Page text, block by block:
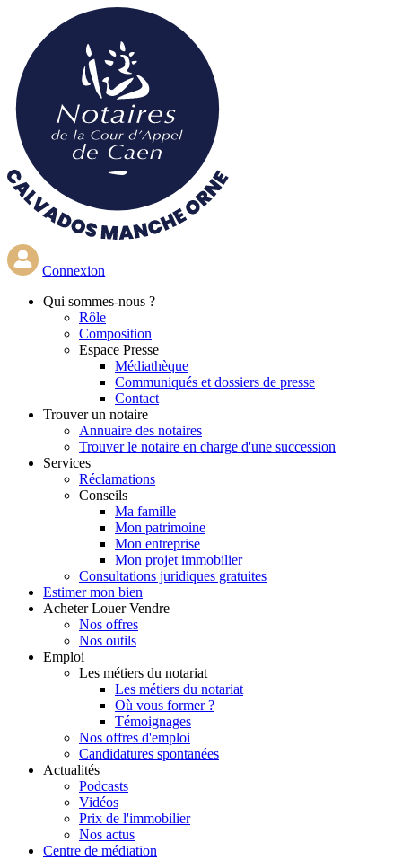
contenu
principal
Connexion
Qui sommes-nous ?
Rôle
Composition
Espace Presse
Médiathèque
Communiqués et dossiers de presse
Contact
Trouver un notaire
Annuaire des notaires
Trouver le notaire en charge d'une succession
Services
Réclamations
Conseils
Ma famille
Mon patrimoine
Mon entreprise
Mon projet immobilier
Consultations juridiques gratuites
Estimer mon bien
Acheter Louer Vendre
Nos offres
Nos outils
Emploi
Les métiers du notariat
Les métiers du notariat
Où vous former ?
Témoignages
Nos offres d'emploi
Candidatures spontanées
Actualités
Podcasts
Vidéos
Prix de l'immobilier
Nos actus
Centre de médiation